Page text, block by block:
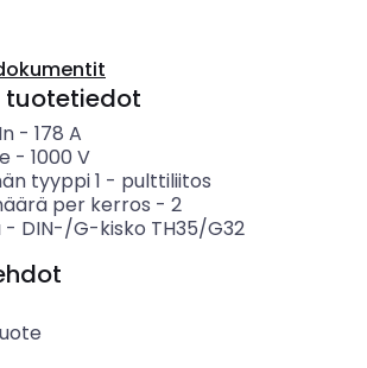
tuotetiedot
- 178 A
- 1000 V
tyyppi 1 - pulttiliitos
per kerros - 2
- DIN-/G-kisko TH35/G32